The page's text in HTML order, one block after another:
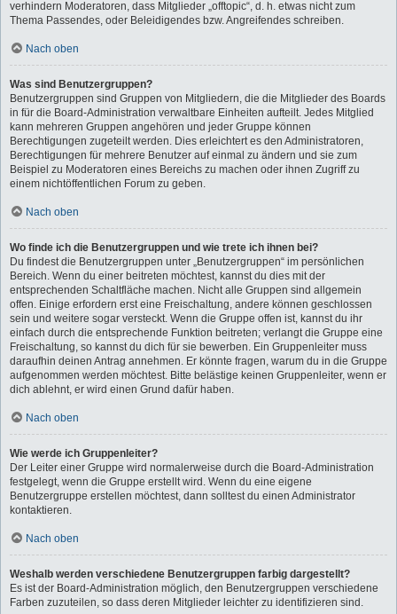
verhindern Moderatoren, dass Mitglieder „offtopic“, d. h. etwas nicht zum
Thema Passendes, oder Beleidigendes bzw. Angreifendes schreiben.
Nach oben
Was sind Benutzergruppen?
Benutzergruppen sind Gruppen von Mitgliedern, die die Mitglieder des Boards
in für die Board-Administration verwaltbare Einheiten aufteilt. Jedes Mitglied
kann mehreren Gruppen angehören und jeder Gruppe können
Berechtigungen zugeteilt werden. Dies erleichtert es den Administratoren,
Berechtigungen für mehrere Benutzer auf einmal zu ändern und sie zum
Beispiel zu Moderatoren eines Bereichs zu machen oder ihnen Zugriff zu
einem nichtöffentlichen Forum zu geben.
Nach oben
Wo finde ich die Benutzergruppen und wie trete ich ihnen bei?
Du findest die Benutzergruppen unter „Benutzergruppen“ im persönlichen
Bereich. Wenn du einer beitreten möchtest, kannst du dies mit der
entsprechenden Schaltfläche machen. Nicht alle Gruppen sind allgemein
offen. Einige erfordern erst eine Freischaltung, andere können geschlossen
sein und weitere sogar versteckt. Wenn die Gruppe offen ist, kannst du ihr
einfach durch die entsprechende Funktion beitreten; verlangt die Gruppe eine
Freischaltung, so kannst du dich für sie bewerben. Ein Gruppenleiter muss
daraufhin deinen Antrag annehmen. Er könnte fragen, warum du in die Gruppe
aufgenommen werden möchtest. Bitte belästige keinen Gruppenleiter, wenn er
dich ablehnt, er wird einen Grund dafür haben.
Nach oben
Wie werde ich Gruppenleiter?
Der Leiter einer Gruppe wird normalerweise durch die Board-Administration
festgelegt, wenn die Gruppe erstellt wird. Wenn du eine eigene
Benutzergruppe erstellen möchtest, dann solltest du einen Administrator
kontaktieren.
Nach oben
Weshalb werden verschiedene Benutzergruppen farbig dargestellt?
Es ist der Board-Administration möglich, den Benutzergruppen verschiedene
Farben zuzuteilen, so dass deren Mitglieder leichter zu identifizieren sind.